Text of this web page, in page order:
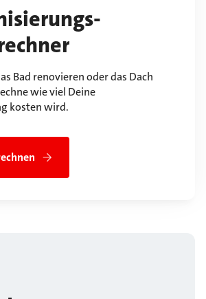
Bad renovieren oder das Dach
wie viel Deine
kosten wird.